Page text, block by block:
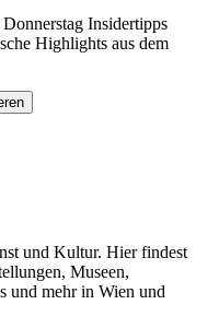
Insidertipps
Highlights aus dem
und Kultur. Hier findest
Museen,
und mehr in Wien und